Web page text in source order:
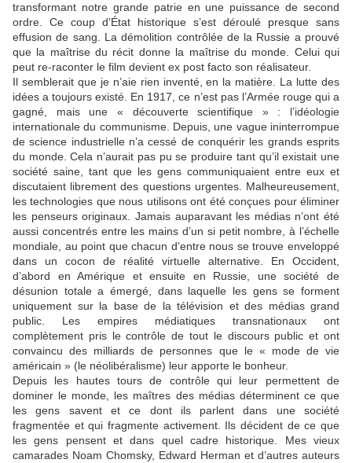
transformant notre grande patrie en une puissance de second
ordre. Ce coup d’État historique s’est déroulé presque sans
effusion de sang. La démolition contrôlée de la Russie a prouvé
que la maîtrise du récit donne la maîtrise du monde. Celui qui
peut re-raconter le film devient ex post facto son réalisateur.
Il semblerait que je n’aie rien inventé, en la matière. La lutte des
idées a toujours existé. En 1917, ce n’est pas l’Armée rouge qui a
gagné, mais une « découverte scientifique » : l’idéologie
internationale du communisme. Depuis, une vague ininterrompue
de science industrielle n’a cessé de conquérir les grands esprits
du monde. Cela n’aurait pas pu se produire tant qu’il existait une
société saine, tant que les gens communiquaient entre eux et
discutaient librement des questions urgentes. Malheureusement,
les technologies que nous utilisons ont été conçues pour éliminer
les penseurs originaux. Jamais auparavant les médias n’ont été
aussi concentrés entre les mains d’un si petit nombre, à l’échelle
mondiale, au point que chacun d’entre nous se trouve enveloppé
dans un cocon de réalité virtuelle alternative. En Occident,
d’abord en Amérique et ensuite en Russie, une société de
désunion totale a émergé, dans laquelle les gens se forment
uniquement sur la base de la télévision et des médias grand
public. Les empires médiatiques transnationaux ont
complètement pris le contrôle de tout le discours public et ont
convaincu des milliards de personnes que le « mode de vie
américain » (le néolibéralisme) leur apporte le bonheur.
Depuis les hautes tours de contrôle qui leur permettent de
dominer le monde, les maîtres des médias déterminent ce que
les gens savent et ce dont ils parlent dans une société
fragmentée et qui fragmente activement. Ils décident de ce que
les gens pensent et dans quel cadre historique. Mes vieux
camarades Noam Chomsky, Edward Herman et d’autres auteurs